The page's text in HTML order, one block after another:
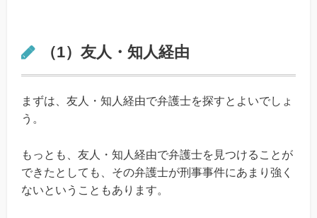
（1）友人・知人経由
まずは、友人・知人経由で弁護士を探すとよいでしょ
う。
もっとも、友人・知人経由で弁護士を見つけることが
できたとしても、その弁護士が刑事事件にあまり強く
ないということもあります。